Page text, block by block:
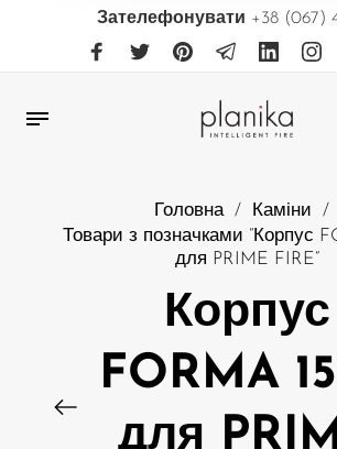
Зателефонувати +38 (067)
Головна / Каміни
/
Товари з позначками “Корпус
для PRIME FIRE”
Корпус
FORMA
для